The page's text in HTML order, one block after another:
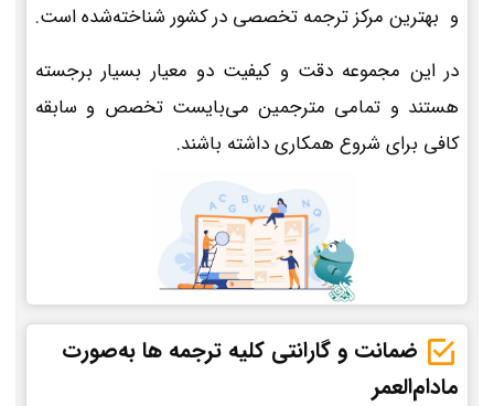
و بهترین مرکز ترجمه تخصصی در کشور شناخته‌شده است.
در این مجموعه دقت و کیفیت دو معیار بسیار برجسته
هستند و تمامی مترجمین می‌بایست تخصص و سابقه
کافی برای شروع همکاری داشته باشند.
ضمانت و گارانتی کلیه ترجمه ها به‌صورت
مادام‌العمر